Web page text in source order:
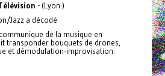
- (Lyon )
Jazz a décodé
de la musique en
transponder bouquets de drones,
et démodulation-improvisation.